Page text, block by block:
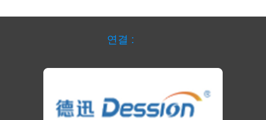
연결 :